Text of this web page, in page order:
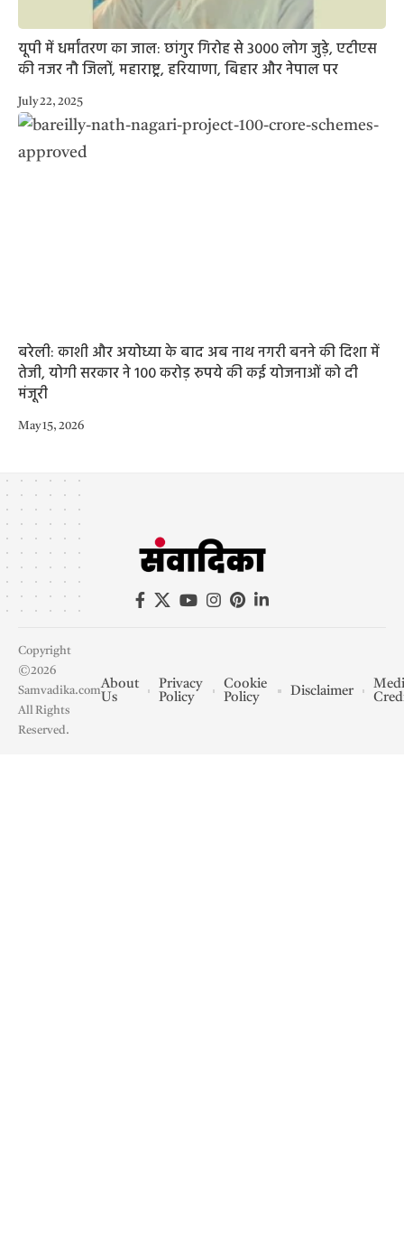
यूपी में धर्मांतरण का जाल: छांगुर गिरोह से 3000 लोग जुड़े, एटीएस
की नजर नौ जिलों, महाराष्ट्र, हरियाणा, बिहार और नेपाल पर
July 22, 2025
बरेली: काशी और अयोध्या के बाद अब नाथ नगरी बनने की दिशा में
तेजी, योगी सरकार ने 100 करोड़ रुपये की कई योजनाओं को दी
मंजूरी
May 15, 2026
Copyright
©2026
Samvadika.com
All Rights
Reserved.
About
Us
Privacy
Policy
Cookie
Policy
Disclaimer